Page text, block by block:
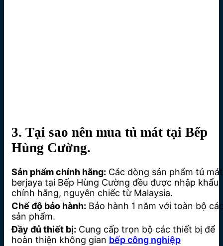
3. Tại sao nên mua tủ mát tại Bếp
Hùng Cường.
Sản phẩm chính hãng: Các dòng sản phẩm tủ mát
berjaya tại Bếp Hùng Cường đều được nhập khẩu
chính hãng, nguyên chiếc từ Malaysia.
Chế độ bảo hành: Bảo hành 1 năm với toàn bộ
sản phẩm.
Đầy đủ thiết bị: Cung cấp trọn bộ các thiết bị để
hoàn thiện không gian bếp công nghiệp